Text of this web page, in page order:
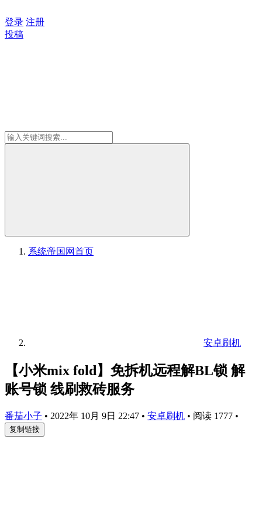
登录 注册
投稿
系统帝国网首页
安卓刷机
【小米mix fold】免拆机远程解BL锁 解
账号锁 线刷救砖服务
番茄小子 • 2022年 10月 9日 22:47 • 安卓刷机 • 阅读 1777 •
复制链接